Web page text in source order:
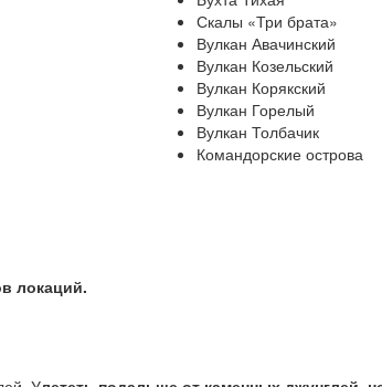
Скалы «Три брата»
Вулкан Авачинский
Вулкан Козельский
Вулкан Корякский
Вулкан Горелый
Вулкан Толбачик
Командорские острова
локаций.